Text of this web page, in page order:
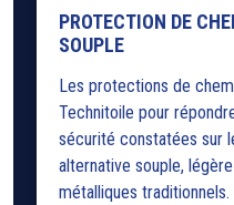
PROTECTION DE
SOUPLE
Les protections de
Technitoile pour
sécurité constatées sur
alternative souple,
métalliques traditionnels.